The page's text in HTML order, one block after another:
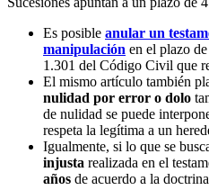
Es posible anular un
manipulación en el plazo de
1.301 del Código Civil que
El mismo artículo también
nulidad por error o dolo
de nulidad se puede
respeta la legítima a un
Igualmente, si lo que se
injusta realizada en el
años de acuerdo a la